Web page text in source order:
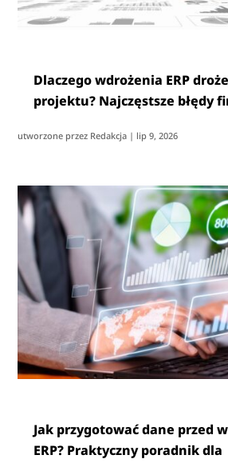
Dlaczego wdrożenia ERP
projektu? Najczęstsze błędy
utworzone przez Redakcja | lip 9, 2026
Jak przygotować dane przed
ERP? Praktyczny poradnik dla